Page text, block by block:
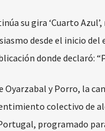
su gira ‘Cuarto
desde el inicio del
donde declaró:
Oyarzabal y Porro, la
colectivo de
programado